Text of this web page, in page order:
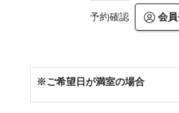
予約確認 会
https://www.villa-rikyu.jp/
※ご希望日が満室の場合